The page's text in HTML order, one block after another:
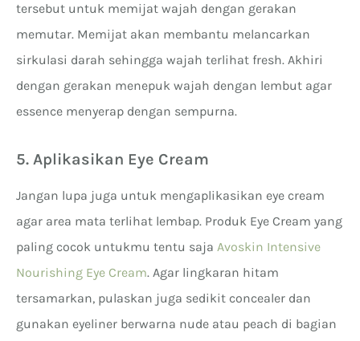
tersebut untuk memijat wajah dengan gerakan
memutar. Memijat akan membantu melancarkan
sirkulasi darah sehingga wajah terlihat fresh. Akhiri
dengan gerakan menepuk wajah dengan lembut agar
essence menyerap dengan sempurna.
5. Aplikasikan Eye Cream
Jangan lupa juga untuk mengaplikasikan eye cream
agar area mata terlihat lembap. Produk Eye Cream yang
paling cocok untukmu tentu saja Avoskin Intensive
Nourishing Eye Cream. Agar lingkaran hitam
tersamarkan, pulaskan juga sedikit concealer dan
gunakan eyeliner berwarna nude atau peach di bagian